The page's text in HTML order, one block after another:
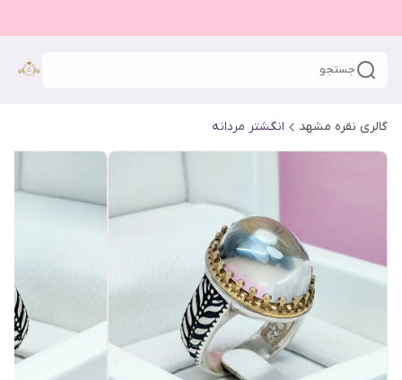
جستجو
گالری نقره مشهد انگشتر مردانه